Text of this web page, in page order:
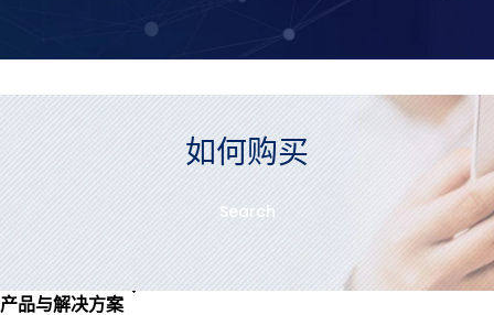
如何购买
Search
产品与解决方案